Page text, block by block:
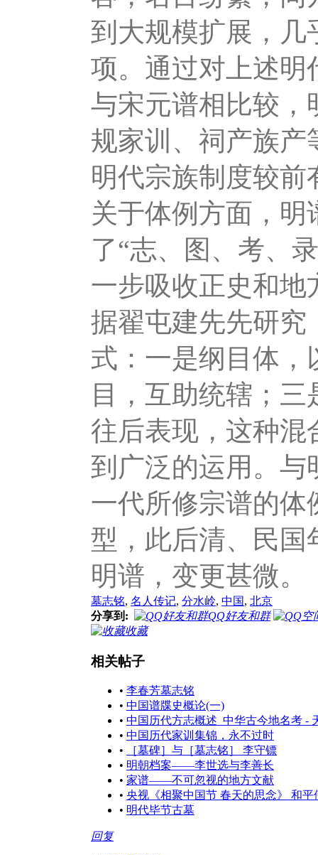
到大规模扩展，几
项。通过对上述明
与宋元谱相比较，
规家训、祠产族产
明代宗族制度较
关于体例方面，
了“志、图、考、
一步吸收正史和地
据翟屯建先先研究
式：一是纲目体，
目，互助统辖；
往后表现，这种
到广泛的运用。与
一代所修宗谱的体
型，此后清、民国
明谱，变更甚微。
墓志铭, 名人传记, 分水岭, 中国, 北京
分享到:
QQ好友和群
收藏
相关帖子
• 李春芳墓志铭
• 中国谱牒史概论(一)
• 中国历代方志概述_中华古今地名考 -
• 中国历代家训集锦，永不过时
•
［墓碑］与［墓志铭］ 李守镖
• 明朝档案——李世选与李善长
• 家谱——不可忽视的地方文献
• 央视《相聚中国节 春天的思念》 和平
• 明代毕节古墓
回复